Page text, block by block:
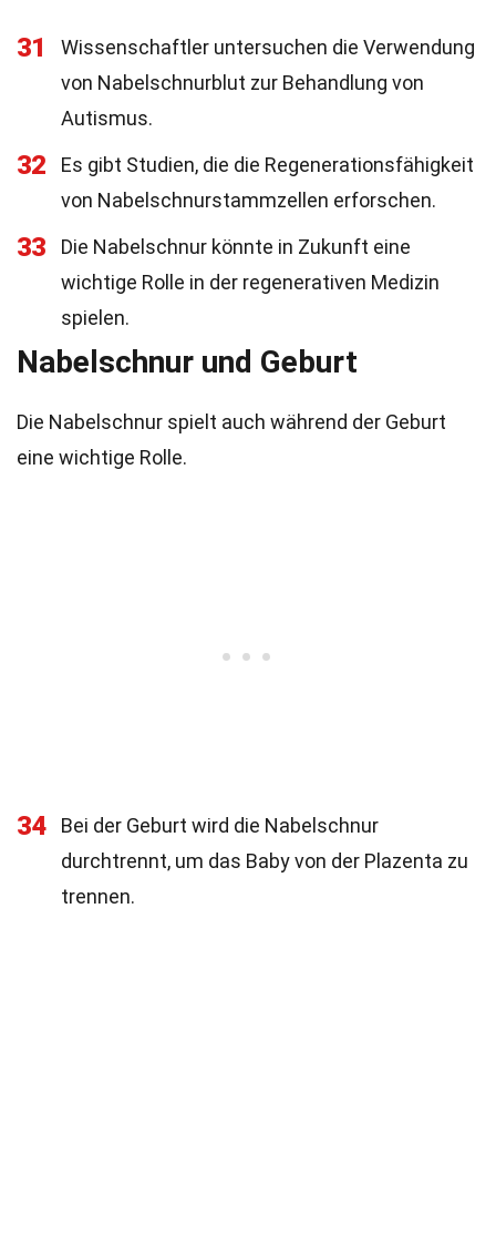
31
Wissenschaftler untersuchen die Verwendung
von Nabelschnurblut zur Behandlung von
Autismus.
32
Es gibt Studien, die die Regenerationsfähigkeit
von Nabelschnurstammzellen erforschen.
33
Die Nabelschnur könnte in Zukunft eine
wichtige Rolle in der regenerativen Medizin
spielen.
Nabelschnur und Geburt
Die Nabelschnur spielt auch während der Geburt
eine wichtige Rolle.
34
Bei der Geburt wird die Nabelschnur
durchtrennt, um das Baby von der Plazenta zu
trennen.